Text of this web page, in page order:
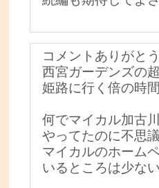
コメントありがと
西宮ガーデンズの
姫路に行く倍の時
何でマイカル加古
やってたのに不思議
マイカルのホーム
いるところは少な